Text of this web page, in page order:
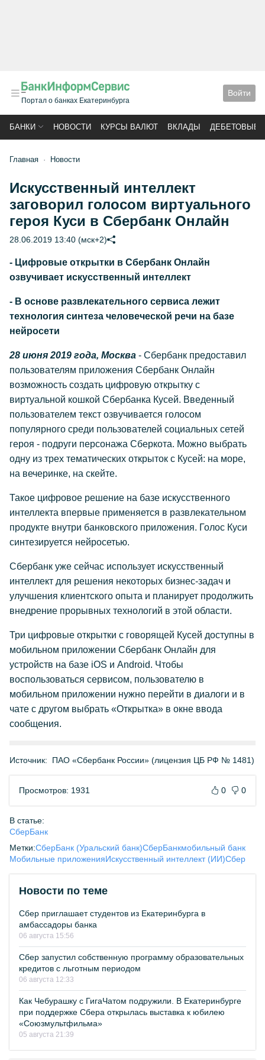
Портал о банках Екатеринбурга
Войти
БАНКИ НОВОСТИ КУРСЫ ВАЛЮТ ВКЛАДЫ ДЕБЕТОВЫЕ
Главная Новости
Искусственный интеллект
заговорил голосом виртуального
героя Куси в Сбербанк Онлайн
28.06.2019 13:40 (мск+2)
- Цифровые открытки в Сбербанк Онлайн
озвучивает искусственный интеллект
- В основе развлекательного сервиса лежит
технология синтеза человеческой речи на базе
нейросети
28 июня 2019 года, Москва - Сбербанк предоставил
пользователям приложения Сбербанк Онлайн
возможность создать цифровую открытку с
виртуальной кошкой Сбербанка Кусей. Введенный
пользователем текст озвучивается голосом
популярного среди пользователей социальных сетей
героя - подруги персонажа Сберкота. Можно выбрать
одну из трех тематических открыток с Кусей: на море,
на вечеринке, на скейте.
Такое цифровое решение на базе искусственного
интеллекта впервые применяется в развлекательном
продукте внутри банковского приложения. Голос Куси
синтезируется нейросетью.
Сбербанк уже сейчас использует искусственный
интеллект для решения некоторых бизнес-задач и
улучшения клиентского опыта и планирует продолжить
внедрение прорывных технологий в этой области.
Три цифровые открытки с говорящей Кусей доступны в
мобильном приложении Сбербанк Онлайн для
устройств на базе iOS и Android. Чтобы
воспользоваться сервисом, пользователю в
мобильном приложении нужно перейти в диалоги и в
чате с другом выбрать «Открытка» в окне ввода
сообщения.
Источник: ПАО «Сбербанк России» (лицензия ЦБ РФ № 1481)
Просмотров: 1931 0 0
В статье:
СберБанк
Метки:СберБанк (Уральский банк)СберБанкмобильный банк
Мобильные приложенияИскусственный интеллект (ИИ)Сбер
Новости по теме
Сбер приглашает студентов из Екатеринбурга в
амбассадоры банка
06 августа 15:56
Сбер запустил собственную программу образовательных
кредитов с льготным периодом
06 августа 12:33
Как Чебурашку с ГигаЧатом подружили. В Екатеринбурге
при поддержке Сбера открылась выставка к юбилею
«Союзмультфильма»
05 августа 21:39